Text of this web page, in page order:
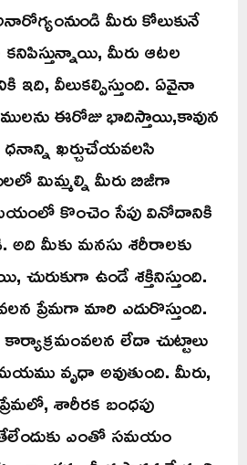
మీరు కోలుకునే
మీరు ఆటల
వీలుకల్పిస్తుంది. ఏవైనా
ఈరోజు భాదిస్తాయి,కావున
ధనాన్ని ఖర్చుచేయవలసి
మిమ్మల్ని మీరు బిజీగా
కొంచెం సేపు వినోదానికి
మీకు మనసు శరీరాలకు
ఉండే శక్తినిస్తుంది.
ప్రేమగా మారి ఎదురొస్తుంది.
లేదా చుట్టాలు
వృధా అవుతుంది. మీరు,
శారీరక బంధపు
ఎంతో సమయం